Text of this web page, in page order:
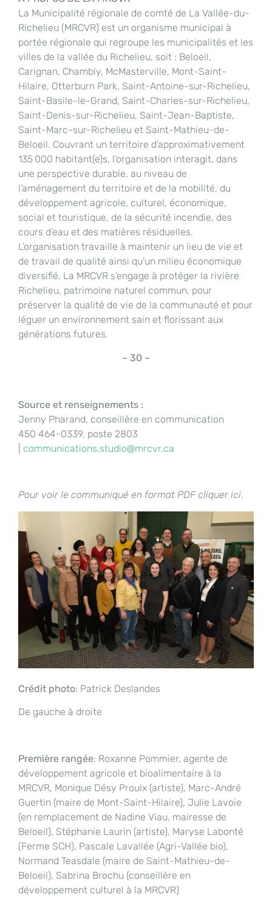
La Municipalité régionale de comté de La Vallée-du-
Richelieu (MRCVR) est un organisme municipal à
portée régionale qui regroupe les municipalités et les
villes de la vallée du Richelieu, soit : Beloeil,
Carignan, Chambly, McMasterville, Mont-Saint-
Hilaire, Otterburn Park, Saint-Antoine-sur-Richelieu,
Saint-Basile-le-Grand, Saint-Charles-sur-Richelieu,
Saint-Denis-sur-Richelieu, Saint-Jean-Baptiste,
Saint-Marc-sur-Richelieu et Saint-Mathieu-de-
Beloeil. Couvrant un territoire d’approximativement
135 000 habitant(e)s, l’organisation interagit, dans
une perspective durable, au niveau de
l’aménagement du territoire et de la mobilité, du
développement agricole, culturel, économique,
social et touristique, de la sécurité incendie, des
cours d’eau et des matières résiduelles.
L’organisation travaille à maintenir un lieu de vie et
de travail de qualité ainsi qu’un milieu économique
diversifié. La MRCVR s’engage à protéger la rivière
Richelieu, patrimoine naturel commun, pour
préserver la qualité de vie de la communauté et pour
léguer un environnement sain et florissant aux
générations futures.
– 30 –
Source et renseignements :
Jenny Pharand, conseillère en communication
450 464-0339, poste 2803
communications.studio@mrcvr.ca
Pour voir le communiqué en format PDFcliquer ici.
Crédit photo: Patrick Deslandes
De gauche à droite
Première rangée: Roxanne Pommier, agente de
développement agricole et bioalimentaire à la
MRCVR, Monique Désy Proulx (artiste), Marc-André
Guertin (maire de Mont-Saint-Hilaire), Julie Lavoie
(en remplacement de Nadine Viau, mairesse de
Beloeil), Stéphanie Laurin (artiste), Maryse Labonté
(Ferme SCH), Pascale Lavallée (Agri-Vallée bio),
Normand Teasdale (maire de Saint-Mathieu-de-
Beloeil), Sabrina Brochu (conseillère en
développement culturel à la MRCVR)